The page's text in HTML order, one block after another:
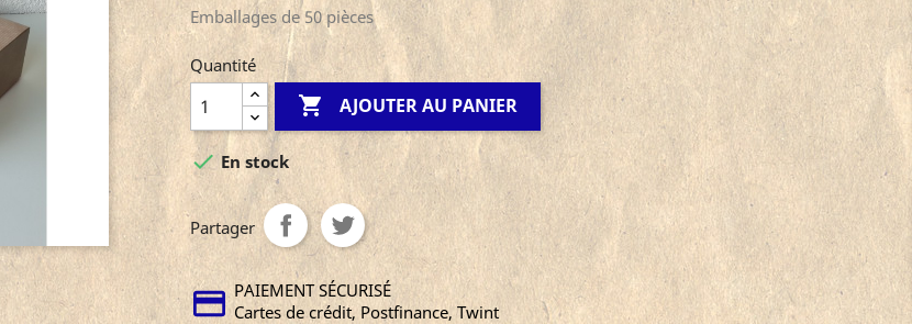
Emballages de 50 pièces
Quantité
 AJOUTER AU PANIER
En stock
Partager
PAIEMENT SÉCURISÉ
Cartes de crédit, Postfinance, Twint